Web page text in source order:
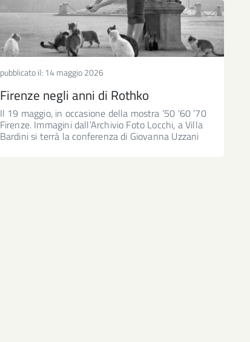
pubblicato il: 14 maggio 2026
Firenze negli anni di Rothko
Il 19 maggio, in occasione della mostra ’50 ’60 ’70
Firenze. Immagini dall’Archivio Foto Locchi, a Villa
Bardini si terrà la conferenza di Giovanna Uzzani